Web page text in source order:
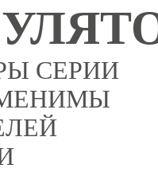
СЕРИИ